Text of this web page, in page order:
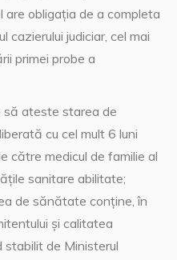
are obligaţia de a completa
cazierului judiciar, cel mai
primei probe a
să ateste starea de
cu cel mult 6 luni
către medicul de familie al
sanitare abilitate;
de sănătate conţine, în
şi calitatea
stabilit de Ministerul